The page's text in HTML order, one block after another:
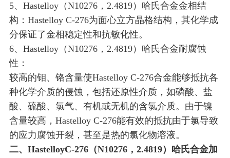
5、Hastelloy（N10276，2.4819）哈氏合金金相结
构：Hastelloy C-276为面心立方晶格结构，其化学成
分保证了金相稳定性和抗敏化性。
6、Hastelloy（N10276，2.4819）哈氏合金耐腐蚀
性：
较高的钼、铬含量使Hastelloy C-276合金能够抵抗各
种化学介质的侵蚀，包括还原性介质，如磷酸、盐
酸、硫酸、氯气、有机或无机的含氯介质。由于镍
含量较高，Hastelloy C-276能有效的抵抗由于氯导致
的应力腐蚀开裂，甚至是热的氯化物溶液。
二、HastelloyC-276（N10276，2.4819）哈氏合金加